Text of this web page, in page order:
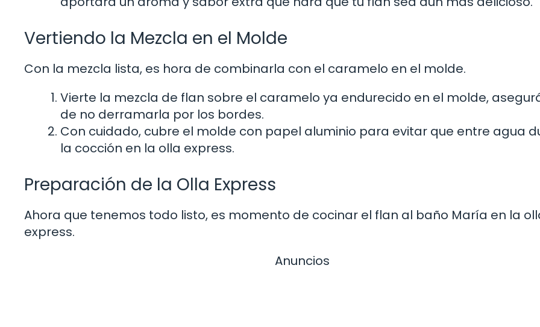
Vertiendo la Mezcla en el Molde
Con la mezcla lista, es hora de combinarla con el caramelo en el molde.
Vierte la mezcla de flan sobre el caramelo ya endurecido en el molde,
de no derramarla por los bordes.
Con cuidado, cubre el molde con papel aluminio para evitar que entre agua
la cocción en la olla express.
Preparación de la Olla Express
Ahora que tenemos todo listo, es momento de cocinar el flan al baño María en la
express.
Anuncios